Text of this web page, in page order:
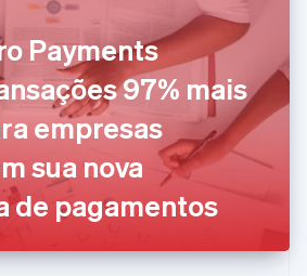
Payments
97% mais
empresas
sua nova
de pagamentos
Unidos